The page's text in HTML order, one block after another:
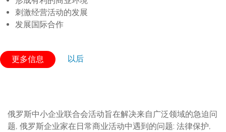
刺激经营活动的发展
发展国际合作
更多信息 以后
俄罗斯中小企业联合会活动旨在解决来自广泛领域的急迫问
题, 俄罗斯企业家在日常商业活动中遇到的问题: 法律保护,